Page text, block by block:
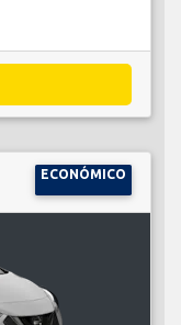
ECONÓMICO